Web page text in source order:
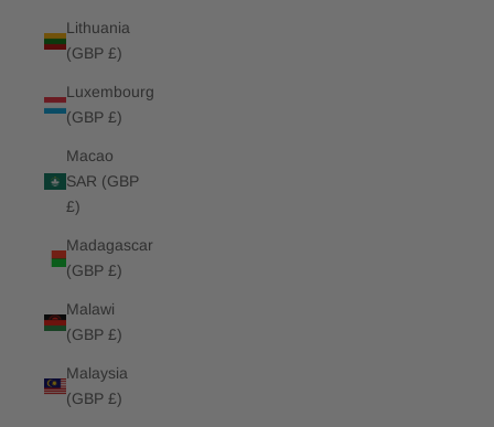
Lithuania
(GBP £)
Luxembourg
(GBP £)
Macao
SAR (GBP
£)
Madagascar
(GBP £)
Malawi
(GBP £)
Malaysia
(GBP £)